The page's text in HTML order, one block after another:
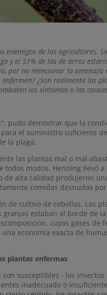
enemigos de los agricultores.
y el 51% de las de arroz
por no mencionar la amenaza
¿Son realmente las
los síntomas o las
pudo demostrar que la
el suministro suficiente
la plaga.
las plantas mal o mal
modos. Henning llevó
alta calidad produjeron
comidas desnudas
de cultivo de cebollas. Las
estaban al borde de
cuyos gases de
economía exacta de
plantas enfermas
susceptibles - los
inadecuado o